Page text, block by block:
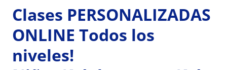
Clases PERSONALIZADAS
ONLINE Todos los
niveles!